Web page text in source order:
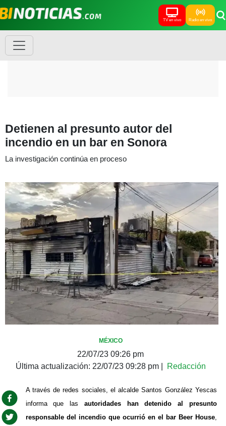
TV en vivo Radio en vivo
Detienen al presunto autor del
incendio en un bar en Sonora
La investigación continúa en proceso
MÉXICO
22/07/23 09:26 pm
Última actualización: 22/07/23 09:28 pm| Redacción
A través de redes sociales, el alcalde Santos González Yescas
informa que las autoridades han detenido al presunto
responsable del incendio que ocurrió en el bar Beer House,